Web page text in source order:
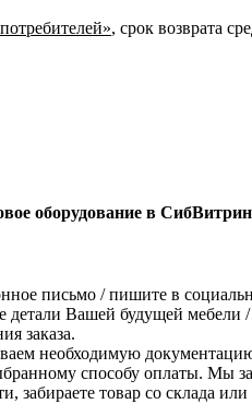
, срок возврата
оборудование в
письмо / пишите в
Вашей будущей мебели /
заказа.
необходимую
способу оплаты. Мы
забираете товар со склада